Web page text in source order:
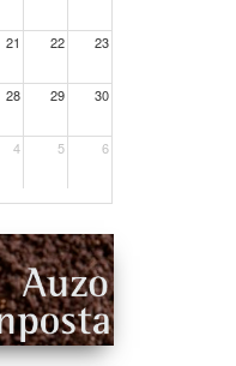
21 22 23
28 29 30
4 5 6